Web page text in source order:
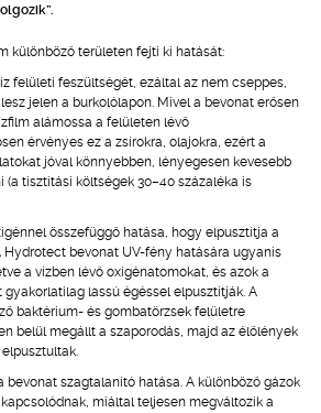
különböző területen fejti ki hatását:
felületi feszültségét, ezáltal az nem cseppes,
jelen a burkolólapon. Mivel a bevonat erősen
alámossa a felületen lévő
érvényes ez a zsírokra, olajokra, ezért a
jóval könnyebben, lényegesen kevesebb
tisztítási költségek 30–40 százaléka is
összefüggő hatása, hogy elpusztítja a
Hydrotect bevonat UV-fény hatására ugyanis
a vízben lévő oxigénatomokat, és azok a
lassú égéssel elpusztítják. A
baktérium- és gombatörzsek felületre
belül megállt a szaporodás, majd az élőlények
bevonat szagtalanító hatása. A különböző gázok
miáltal teljesen megváltozik a